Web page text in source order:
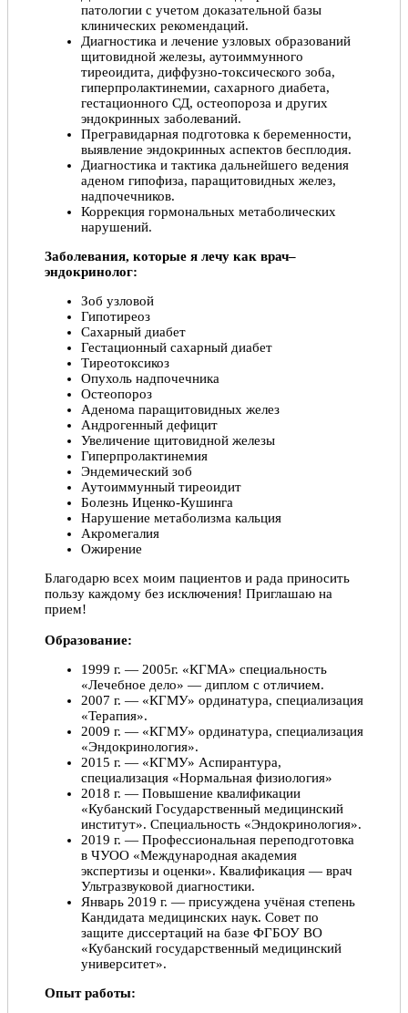
патологии с учетом доказательной базы
клинических рекомендаций.
Диагностика и лечение узловых образований
щитовидной железы, аутоиммунного
тиреоидита, диффузно-токсического зоба,
гиперпролактинемии, сахарного диабета,
гестационного СД, остеопороза и других
эндокринных заболеваний.
Прегравидарная подготовка к беременности,
выявление эндокринных аспектов бесплодия.
Диагностика и тактика дальнейшего ведения
аденом гипофиза, паращитовидных желез,
надпочечников.
Коррекция гормональных метаболических
нарушений.
Заболевания, которые я лечу как врач–
эндокринолог:
Зоб узловой
Гипотиреоз
Сахарный диабет
Гестационный сахарный диабет
Тиреотоксикоз
Опухоль надпочечника
Остеопороз
Аденома паращитовидных желез
Андрогенный дефицит
Увеличение щитовидной железы
Гиперпролактинемия
Эндемический зоб
Аутоиммунный тиреоидит
Болезнь Иценко-Кушинга
Нарушение метаболизма кальция
Акромегалия
Ожирение
Благодарю всех моим пациентов и рада приносить
пользу каждому без исключения! Приглашаю на
прием!
Образование:
1999 г. — 2005г. «КГМА» специальность
«Лечебное дело» — диплом с отличием.
2007 г. — «КГМУ» ординатура, специализация
«Терапия».
2009 г. — «КГМУ» ординатура, специализация
«Эндокринология».
2015 г. — «КГМУ» Аспирантура,
специализация «Нормальная физиология»
2018 г. — Повышение квалификации
«Кубанский Государственный медицинский
институт». Специальность «Эндокринология».
2019 г. — Профессиональная переподготовка
в ЧУОО «Международная академия
экспертизы и оценки». Квалификация — врач
Ультразвуковой диагностики.
Январь 2019 г. — присуждена учёная степень
Кандидата медицинских наук. Совет по
защите диссертаций на базе ФГБОУ ВО
«Кубанский государственный медицинский
университет».
Опыт работы: